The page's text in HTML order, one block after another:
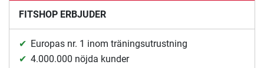
FITSHOP ERBJUDER
Europas nr. 1 inom träningsutrustning
4.000.000 nöjda kunder